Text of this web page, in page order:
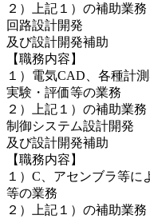
２）上記１）の補助業務
回路設計開発
及び設計開発補助
【職務内容】
１）電気CAD、各種計
実験・評価等の業務
２）上記１）の補助業務
制御システム設計開発
及び設計開発補助
【職務内容】
１）C、アセンブラ等に
等の業務
２）上記１）の補助業務